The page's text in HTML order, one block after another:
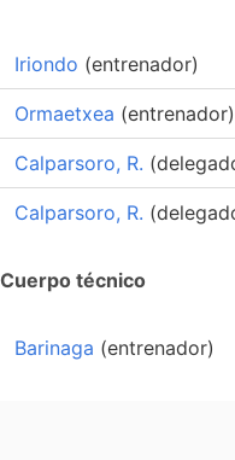
Iriondo (entrenador)
Ormaetxea (entrenador)
Calparsoro, R.
Calparsoro, R.
Cuerpo técnico
Barinaga (entrenador)